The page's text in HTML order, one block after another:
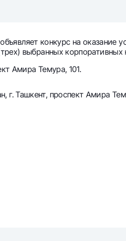
Мобильное приложение
конкурс на оказание
выбранных корпоративных
Амира Темура, 101.
г. Ташкент, проспект Амира